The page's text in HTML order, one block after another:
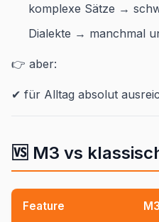
komplexe Sätze →
Dialekte → manchmal
👉 aber:
✔ für Alltag absolut
🆚 M3 vs
Feature M3